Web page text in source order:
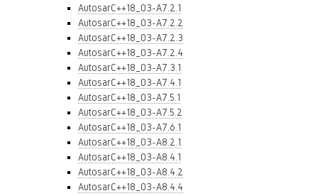
AutosarC++18_03-A7.2.1
AutosarC++18_03-A7.2.2
AutosarC++18_03-A7.2.3
AutosarC++18_03-A7.2.4
AutosarC++18_03-A7.3.1
AutosarC++18_03-A7.4.1
AutosarC++18_03-A7.5.1
AutosarC++18_03-A7.5.2
AutosarC++18_03-A7.6.1
AutosarC++18_03-A8.2.1
AutosarC++18_03-A8.4.1
AutosarC++18_03-A8.4.2
AutosarC++18_03-A8.4.4